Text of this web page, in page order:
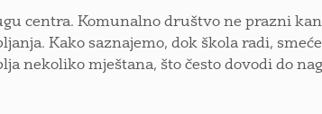
centra. Komunalno društvo ne prazni
Kako saznajemo, dok škola radi,
nekoliko mještana, što često dovodi do